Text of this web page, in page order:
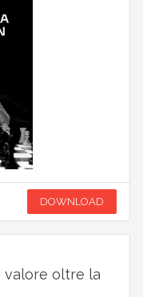
DOWNLOAD
valore oltre la